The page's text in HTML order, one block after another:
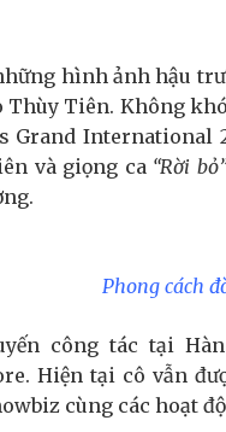
hình ảnh hậu
Thùy Tiên. Không
Grand International
và giọng ca“Rời bỏ”
Phong cách
công tác tại
Hiện tại cô vẫn
cùng các hoạt